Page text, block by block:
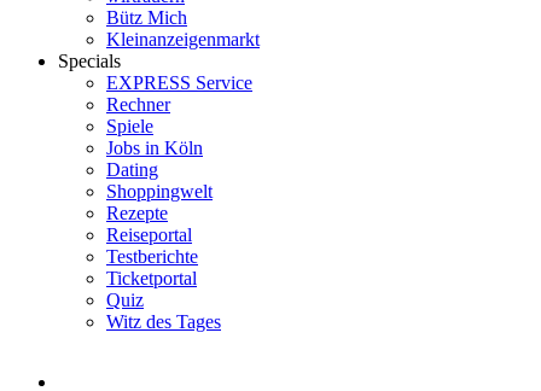
Bütz Mich
Kleinanzeigenmarkt
Specials
EXPRESS Service
Rechner
Spiele
Jobs in Köln
Dating
Shoppingwelt
Rezepte
Reiseportal
Testberichte
Ticketportal
Quiz
Witz des Tages